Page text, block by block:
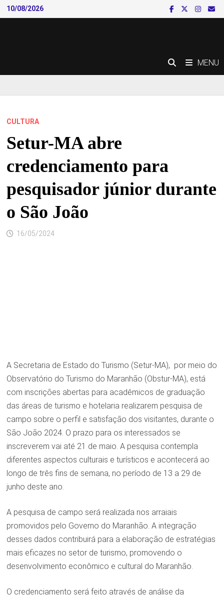
Skip
to
10/08/2026
MENU
CULTURA
Setur-MA abre
credenciamento para
pesquisador júnior durante
o São João
16/05/2024
A Secretaria de Estado do Turismo (Setur-MA), por meio do
Observatório do Turismo do Maranhão (Obstur-MA), está
com inscrições abertas para acadêmicos de graduação
das áreas de turismo e hotelaria realizarem pesquisa de
campo sobre o perfil e satisfação dos visitantes, durante o
São João 2024. O prazo para os interessados se
inscreverem vai até 21 de maio. A pesquisa contempla
diferentes aspectos culturais e turísticos e acontecerá ao
longo de três fins de semana, no período de 13 a 29 de
junho deste ano.
A pesquisa de campo será realizada nos arraiais
promovidos pelo Governo do Maranhão. A integração
desses dados contribuirá para a elaboração de estratégias
mais eficazes no setor de turismo, promovendo o
desenvolvimento econômico e cultural do Maranhão.
O credenciamento será feito através de análise da